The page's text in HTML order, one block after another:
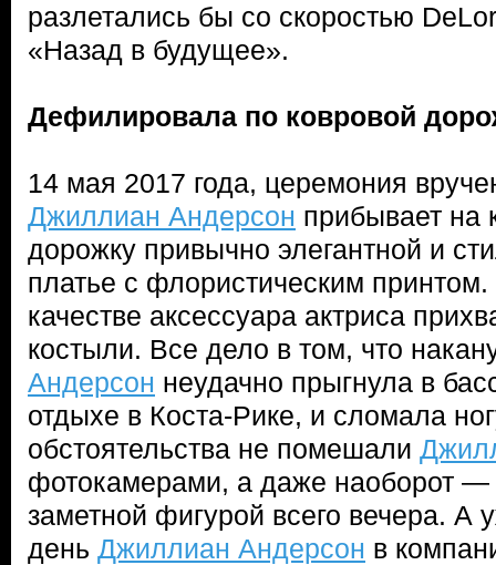
разлетались бы со скоростью
«Назад в будущее».
Дефилировала по ковровой
14 мая 2017 года, церемония
Джиллиан Андерсон прибывает на
дорожку привычно элегантной и
платье с флористическим
качестве аксессуара актриса
костыли. Все дело в том, что
Андерсон неудачно прыгнула в
отдыхе в Коста-Рике, и сломала
обстоятельства не помешали
фотокамерами, а даже наоборот
заметной фигурой всего вечера.
день Джиллиан Андерсон в